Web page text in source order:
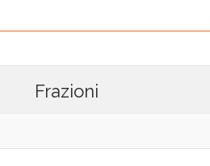
Frazioni